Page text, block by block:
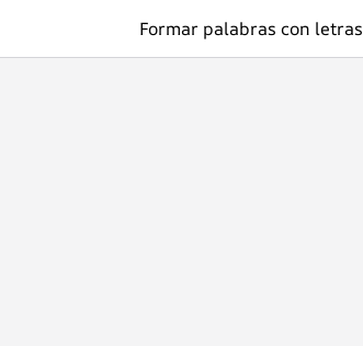
Formar palabras con letras